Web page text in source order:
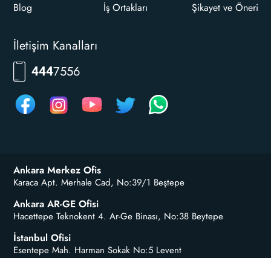
Blog
İş Ortakları
Şikayet ve Öneri
İletişim Kanalları
444RKLM
Ankara Merkez Ofis
Karaca Apt. Merhale Cad, No:39/1 Beştepe
Ankara AR-GE Ofisi
Hacettepe Teknokent 4. Ar-Ge Binası, No:38 Beytepe
İstanbul Ofisi
Esentepe Mah. Harman Sokak No:5 Levent